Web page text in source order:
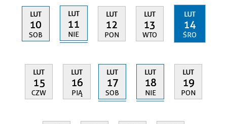
LUT
10
SOB
LUT
11
NIE
LUT
12
PON
LUT
13
WTO
LUT
14
ŚRO
LUT
15
CZW
LUT
16
PIĄ
LUT
17
SOB
LUT
18
NIE
LUT
19
PON